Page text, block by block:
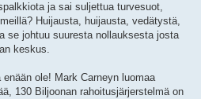
ja sai suljettua turvesuot,
Huijausta, huijausta, vedätystä,
se johtuu suuresta nollauksesta josta
keskus.
ole! Mark Carneyn luomaa
130 Biljoonan rahoitusjärjerstelmä on